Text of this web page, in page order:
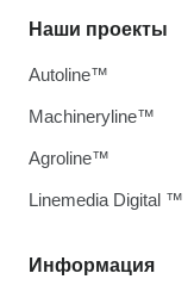
Информация
Наши проекты
Autoline™
Machineryline™
Agroline™
Linemedia Digital ™